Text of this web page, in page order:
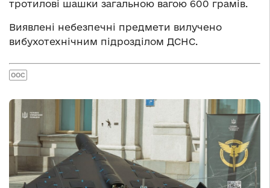
тротилові шашки загальною вагою 600 грамів.
Виявлені небезпечні предмети вилучено
вибухотехнічним підрозділом ДСНС.
ООС